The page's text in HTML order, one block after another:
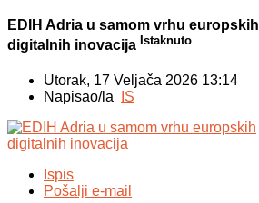
EDIH Adria u samom vrhu europskih
digitalnih inovacija Istaknuto
Utorak, 17 Veljača 2026 13:14
Napisao/la
IS
Ispis
Pošalji e-mail